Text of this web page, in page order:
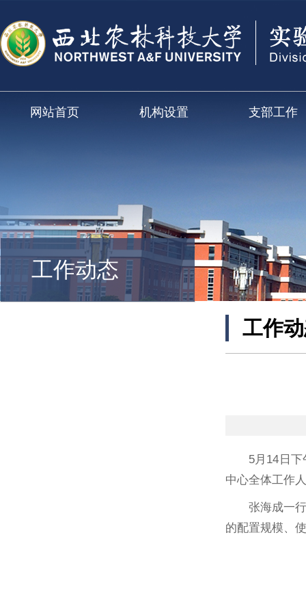
网站首页 机构设置 支部工作
工作动态
工作
5月14日
中心全体工作
张海成一
的配置规模、